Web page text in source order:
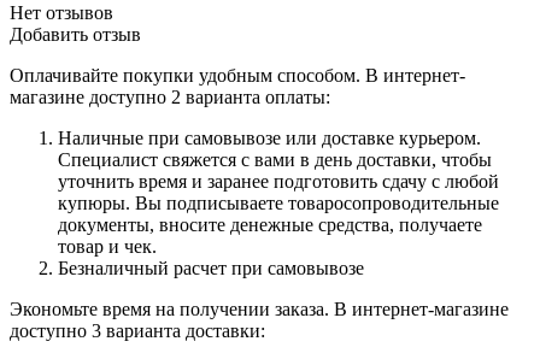
Нет отзывов
Добавить отзыв
Оплачивайте покупки удобным способом. В интернет-
магазине доступно 2 варианта оплаты:
Наличные при самовывозе или доставке курьером.
Специалист свяжется с вами в день доставки, чтобы
уточнить время и заранее подготовить сдачу с любой
купюры. Вы подписываете товаросопроводительные
документы, вносите денежные средства, получаете
товар и чек.
Безналичный расчет при самовывозе
Экономьте время на получении заказа. В интернет-магазине
доступно 3 варианта доставки: